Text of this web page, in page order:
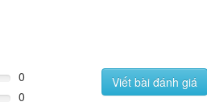
0
0
Viết bài đánh giá